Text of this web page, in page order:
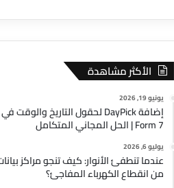
الأكثر مشاهدة
يونيو 19, 2026
Form 7 | الحل المجاني المتكامل
يوليو 6, 2026
من انقطاع الكهرباء المفاجئ؟